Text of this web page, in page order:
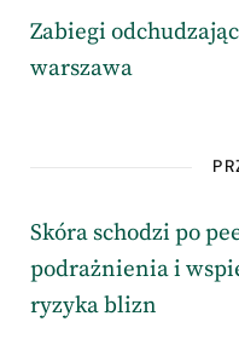
Zabiegi
warszawa
Skóra schodzi po
podrażnienia i
ryzyka blizn